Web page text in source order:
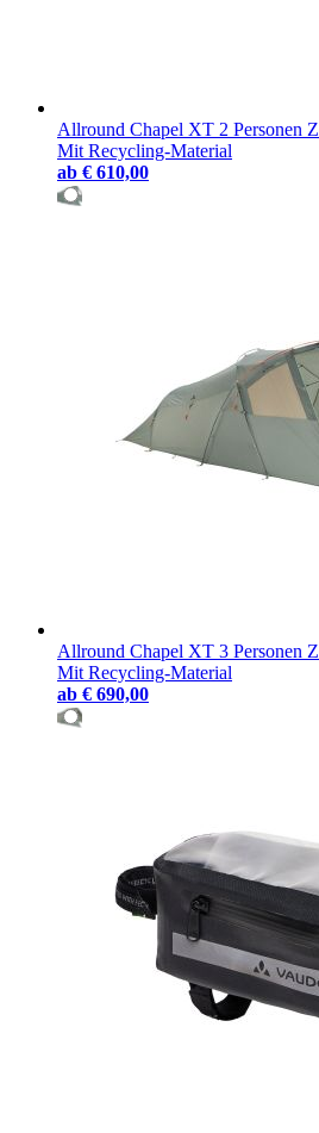
Allround Chapel XT 2 Personen
Mit Recycling-Material
ab € 610,00
Allround Chapel XT 3 Personen
Mit Recycling-Material
ab € 690,00